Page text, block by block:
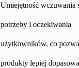
Umiejętność wczuwania
potrzeby i oczekiwania
użytkowników, co
produkty lepiej